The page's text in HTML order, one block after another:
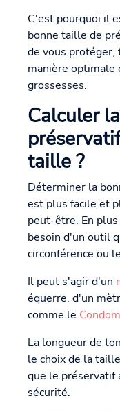
C'est pourquoi il
bonne taille de
de vous
manière optimale
grossesses.
Calculer
taille ?
Déterminer la
est plus facile et
peut-être. En
besoin d'un outil
circonférence ou
Il peut s'agir d'un
équerre, d'un
comme le
La longueur de
le choix de la
que le préservatif
sécurité.